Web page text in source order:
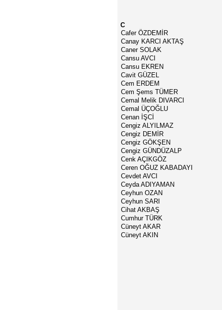
C
Cafer ÖZDEMİR
Canay KARCI AKTAŞ
Caner SOLAK
Cansu AVCI
Cansu EKREN
Cavit GÜZEL
Cem ERDEM
Cem Şems TÜMER
Cemal Melik DIVARCI
Cemal ÜÇOĞLU
Cenan İŞCİ
Cengiz ALYILMAZ
Cengiz DEMİR
Cengiz GÖKŞEN
Cengiz GÜNDÜZALP
Cenk AÇIKGÖZ
Ceren OĞUZ KABADAYI
Cevdet AVCI
Ceyda ADIYAMAN
Ceyhun OZAN
Ceyhun SARI
Cihat AKBAŞ
Cumhur TÜRK
Cüneyt AKAR
Cüneyt AKIN